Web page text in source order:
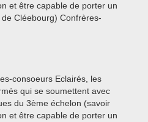
et être capable de porter un
Cléebourg) Confrères-
consoeurs Eclairés, les
qui se soumettent avec
du 3ème échelon (savoir
et être capable de porter un